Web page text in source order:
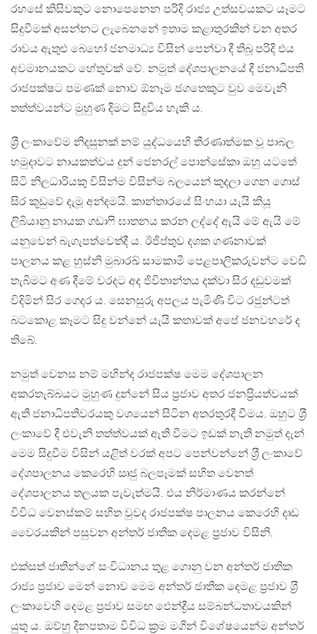
රහසේ කිසිවකුට නොපෙනෙන පරිදි රාජ්‍ය උත්සවයකට යෑමට
සිදුවීමක් අසන්නට ලැබෙනනේ ඉතාම කළාතුරකින් වන අතර
රාවය ඇතුළු බෙහෝ ජනමාධ්‍ය විසින් පෙන්වා දී තිබූ පරිදි එය
අවමානයකට හේතුවක් වේ. නමුත් දේශපාලනයේ දී ජනාධිපති
රාජපක්ෂට පමණක් නොව ඕනෑම ජගතෙකුට වුව මෙවැනි
තත්ත්වයන්ට මුහුණ දිමට සිදුවිය හැකි ය.
ශ‍්‍රී ලංකාවේම නිදසුනක් නම් යුද්ධයෙහි තීරණාත්මක වූ පාබල
හමුදාවට නායකත්වය දුන් ජෙනරල් පොන්සේකා ඔහු යටතේ
සිටි නිලධාරියකු විසින්ම විසින්ම බලයෙන් කුදලා ගෙන ගොස්
සිර කූඩුවේ දැමූ අන්දමයි. කාන්තාරයේ සිංහයා යැයි කියූ
ලිබියානු නායක ගඩාෆි ඝාතනය කරන ලද්දේ ඇයි මේ ඇයි මේ
යනුවෙන් බැගැපත්වෙත්දී ය. ඊජිප්තුව දශක ගණනාවක්
පාලනය කළ හුස්නි මුබාරඛ් සාමකාමී පෙළපාලිකරුවන්ට වෙඩි
තැබිමට අණ දීමේ වරදට අද ජිවිතාන්තය දක්වා සිර දඩුවමක්
විදිමින් සිර ගෙදර ය. සෙනසුරු අපලය පැමිණි විට රජුන්ටත්
බටකොළ කෑමට සිදු වන්නේ යැයි කතාවක් අපේ ජනවහරේ ද
තිබේ.
නමුත් වෙනස නම් මහින්ද රාජපක්ෂ මෙම දේශපාලන
අකරතැබ්බයට මුහුණ දුන්නේ සිය ප‍්‍රජාව අතර ජනප‍්‍රියත්වයක්
ඇති ජනාධිපතිවරයකු වශයෙන් සිටින අතරතුරදී වීමය. ඔහුට ශ‍්‍රී
ලංකාවේ දී එවැනි තත්ත්වයක් ඇති වීමට ඉඩක් නැති නමුත් දැන්
මෙම සිදුවීම විසින් යළිත් වරක් අපට පෙන්වන්නේ ශ‍්‍රී ලංකාවේ
දේශපාලනය කෙරෙහි ඍජු බලපෑමක් සහිත වෙනත්
දේශපාලනය තලයක පැවැත්මයි. එය නිර්මාණය කරන්නේ
විවිධ වෙනස්කම් සහිත වුවද රාජපක්ෂ පාලනය කෙරෙහි දෘඩ
වෛරයකින් පසුවන අන්තර් ජාතික දෙමළ ප‍්‍රජාව විසිනි.
එක්සත් ජාතීන්ගේ සංවිධානය තුළ ගොනු වන අන්තර් ජාතික
රාජ්‍ය ප‍්‍රජාව මෙන් නොව මෙම අන්තර් ජාතික දෙමළ ප‍්‍රජාව ශ‍්‍රී
ලංකාවෙහි දෙමළ ප‍්‍රජාව සමඟ ඵෙන්ද්‍රීය සම්බන්ධතාවයකින්
යුතු ය. ඔව්හු දිනපතාම විවිධ ක‍්‍රම මගින් විශේෂයෙන්ම අන්තර්